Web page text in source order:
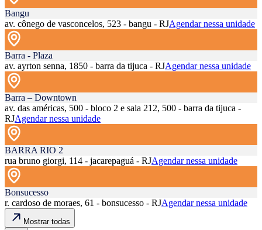
Bangu
av. cônego de vasconcelos, 523 - bangu - RJAgendar nessa unidade
Barra - Plaza
av. ayrton senna, 1850 - barra da tijuca - RJAgendar nessa unidade
Barra – Downtown
av. das américas, 500 - bloco 2 e sala 212, 500 - barra da tijuca -
RJAgendar nessa unidade
BARRA RIO 2
rua bruno giorgi, 114 - jacarepaguá - RJAgendar nessa unidade
Bonsucesso
r. cardoso de moraes, 61 - bonsucesso - RJAgendar nessa unidade
Mostrar todas